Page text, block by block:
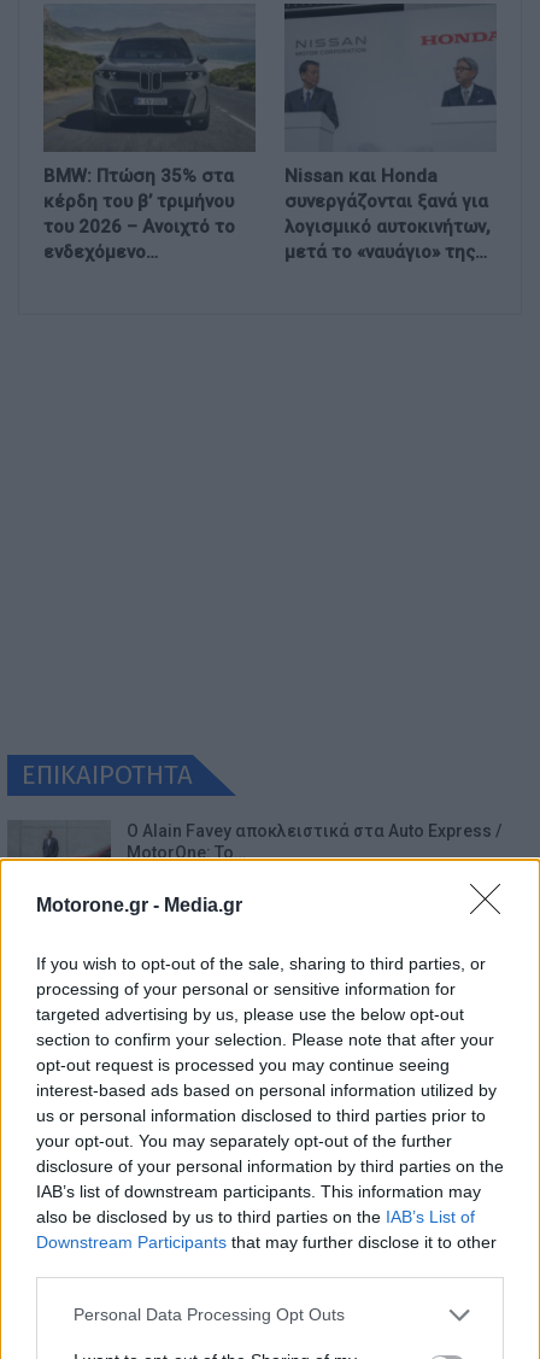
Motorone.gr - Media.gr
If you wish to opt-out of the sale, sharing to third parties, or
processing of your personal or sensitive information for
targeted advertising by us, please use the below opt-out
section to confirm your selection. Please note that after your
opt-out request is processed you may continue seeing
interest-based ads based on personal information utilized by
us or personal information disclosed to third parties prior to
your opt-out. You may separately opt-out of the further
disclosure of your personal information by third parties on the
IAB’s list of downstream participants. This information may
also be disclosed by us to third parties on the IAB’s List of
Downstream Participants that may further disclose it to other
Personal Data Processing Opt Outs
BMW: Πτώση 35% στα
κέρδη του β’ τριμήνου
του 2026 – Ανοιχτό το
ενδεχόμενο…
Nissan και Honda
συνεργάζονται ξανά για
λογισμικό αυτοκινήτων,
μετά το «ναυάγιο» της…
ΕΠΙΚΑΙΡΟΤΗΤΑ
Ο Alain Favey αποκλειστικά στα Auto Express /
MotorOne: Το…
εξοπλισμού στον…
6.8.2026
Skoda: Ξεκίνησε η παραγωγή του νέου Peaq –
Δείτε Video…
6.8.2026
GAC: Πώς το software αλλάζει το αυτοκίνητο του
μέλλοντος…
6.8.2026
Mercedes-AMG GT 53 4-Door Coupe: Το αμιγώς